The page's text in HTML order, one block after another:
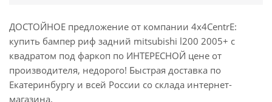
ДОСТОЙНОЕ предложение от компании 4x4CentrE:
купить бампер риф задний mitsubishi l200 2005+ с
квадратом под фаркоп по ИНТЕРЕСНОЙ цене от
производителя, недорого! Быстрая доставка по
Екатеринбургу и всей России со склада интернет-
магазина.